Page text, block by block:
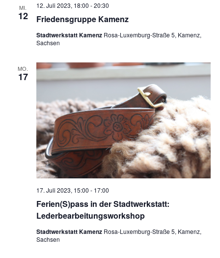
MI.
12 Friedensgruppe Kamenz
12. Juli 2023, 18:00 -20:30
Stadtwerkstatt Kamenz Rosa-Luxemburg-Straße 5, Kamenz,
Sachsen
MO.
17
Ferien(S)pass in der Stadtwerkstatt:
Lederbearbeitungsworkshop
17. Juli 2023, 15:00 - 17:00
Stadtwerkstatt Kamenz Rosa-Luxemburg-Straße 5, Kamenz,
Sachsen